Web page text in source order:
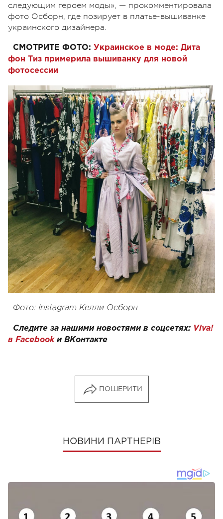
следующим героем моды», — прокомментировала
фото Осборн, где позирует в платье-вышиванке
украинского дизайнера.
СМОТРИТЕ ФОТО: Украинское в моде: Дита
фон Тиз примерила вышиванку для новой
фотосессии
Фото: Instagram Келли Осборн
Следите за нашими новостями в соцсетях: Viva!
в Facebookи ВКонтакте
ПОШЕРИТИ
НОВИНИ ПАРТНЕРІВ